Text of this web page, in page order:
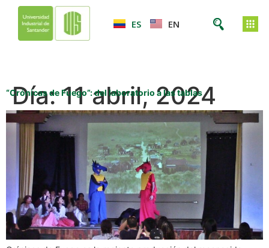
ES EN
Día:11 abril, 2024
“Crónicas de Fuego”: del laboratorio a las tablas